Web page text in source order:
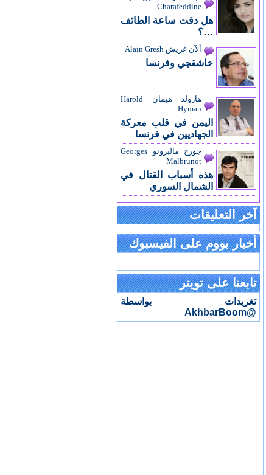
Charafeddine
هل دقت ساعة الطائف
…؟
ألآن غريش Alain Gresh
خاشقجي وفرنسا
هارولد هيمان Harold
Hyman
اليمن في قلب معركة
الجهاديين في فرنسا
جورج مالبرونو Georges
Malbrunot
هذه أسباب القتال في
الشمال السوري
آخر التعليقات
أخبار بووم على الفيسبوك
تابعنا على تويتر
تغريدات بواسطة
@AkhbarBoom